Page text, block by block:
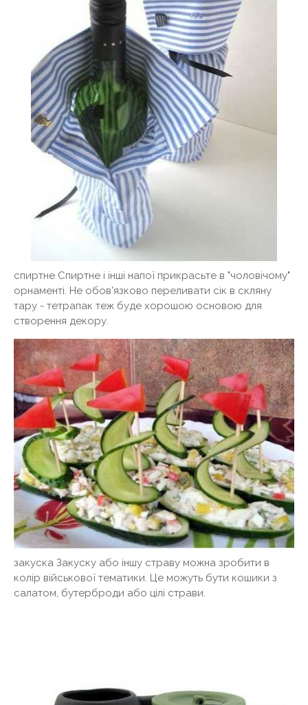
спиртне Спиртне і інші напої прикрасьте в "чоловічому"
орнаменті. Не обов'язково переливати сік в скляну
тару - тетрапак теж буде хорошою основою для
створення декору.
закуска Закуску або іншу страву можна зробити в
колір військової тематики. Це можуть бути кошики з
салатом, бутерброди або цілі страви.